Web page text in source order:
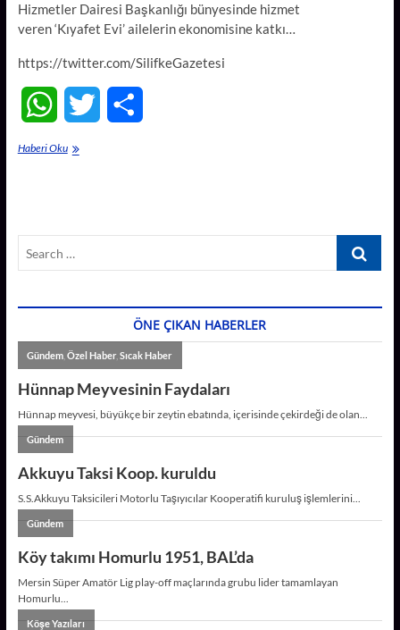
Hizmetler Dairesi Başkanlığı bünyesinde hizmet
veren ‘Kıyafet Evi’ ailelerin ekonomisine katkı…
https://twitter.com/SilifkeGazetesi
W
h
s
p
Haberi OkuMİNİKLERİN
Search
ÖNE ÇIKAN HABERLER